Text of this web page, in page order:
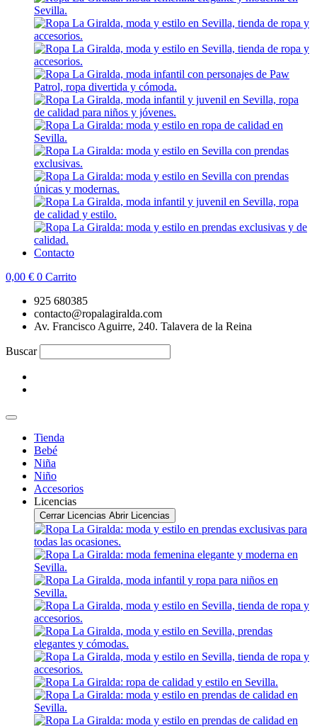
Contacto
0,00 € 0 Carrito
925 680385
contacto@ropalagiralda.com
Av. Francisco Aguirre, 240. Talavera de la Reina
Buscar
Tienda
Bebé
Niña
Niño
Accesorios
Licencias
Cerrar Licencias Abrir Licencias